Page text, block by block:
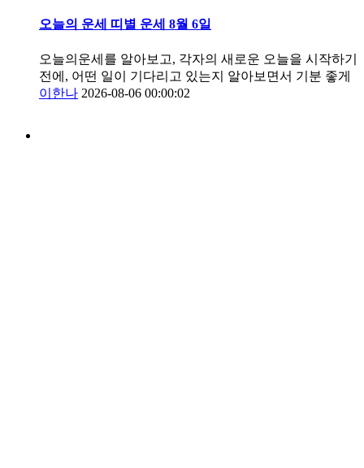
오늘의 운세 띠별 운세 8월 6일
오늘의운세를 알아보고, 각자의 새로운 오늘을 시작하기
전에, 어떤 일이 기다리고 있는지 알아보면서 기분 좋게
이한나 2026-08-06 00:00:02